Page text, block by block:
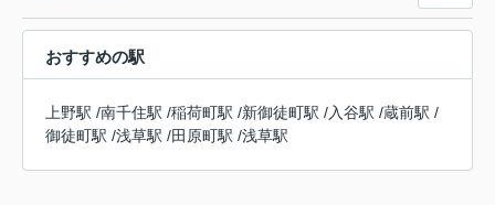
おすすめの駅
上野駅 /南千住駅 /稲荷町駅 /新御徒町駅 /入谷駅 /蔵前駅 /
御徒町駅 /浅草駅 /田原町駅 /浅草駅